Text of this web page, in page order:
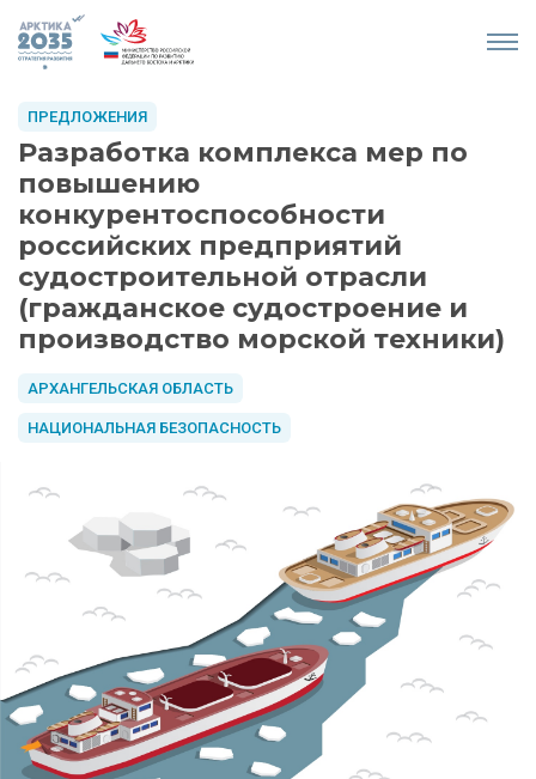
Разработка комплекса мер по
повышению
конкурентоспособности
российских предприятий
судостроительной отрасли
(гражданское судостроение и
производство морской техники)
АРХАНГЕЛЬСКАЯ ОБЛАСТЬ
НАЦИОНАЛЬНАЯ БЕЗОПАСНОСТЬ
ПРЕДЛОЖЕНИЯ